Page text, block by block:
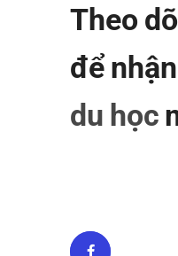
Theo
để
du học